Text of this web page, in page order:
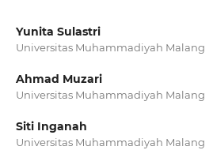
Yunita Sulastri
Universitas Muhammadiyah Malang
Ahmad Muzari
Universitas Muhammadiyah Malang
Siti Inganah
Universitas Muhammadiyah Malang